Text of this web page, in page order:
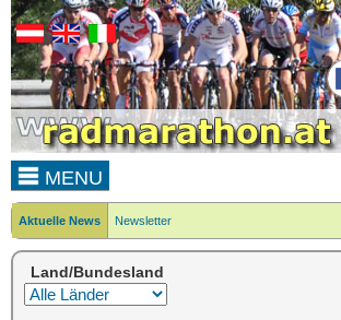
MENU
Aktuelle News Newsletter
Land/Bundesland